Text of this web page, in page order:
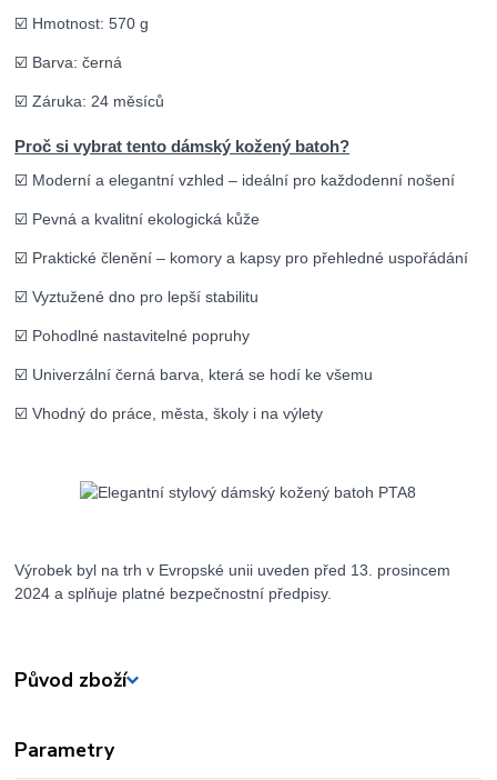
☑️ Hmotnost: 570 g
☑️ Barva: černá
☑️ Záruka: 24 měsíců
Proč si vybrat tento dámský kožený batoh?
☑️ Moderní a elegantní vzhled – ideální pro každodenní nošení
☑️ Pevná a kvalitní ekologická kůže
☑️ Praktické členění – komory a kapsy pro přehledné uspořádání
☑️ Vyztužené dno pro lepší stabilitu
☑️ Pohodlné nastavitelné popruhy
☑️ Univerzální černá barva, která se hodí ke všemu
☑️ Vhodný do práce, města, školy i na výlety
Výrobek byl na trh v Evropské unii uveden před 13. prosincem
2024 a splňuje platné bezpečnostní předpisy.
Původ zboží
Parametry